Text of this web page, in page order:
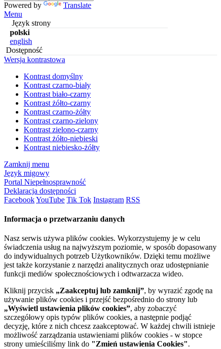
Powered by
Translate
Menu
Język strony
polski
english
Dostępność
Wersja kontrastowa
Kontrast domyślny
Kontrast czarno-biały
Kontrast biało-czarny
Kontrast żółto-czarny
Kontrast czarno-żółty
Kontrast czarno-zielony
Kontrast zielono-czarny
Kontrast żółto-niebieski
Kontrast niebiesko-żółty
Zamknij menu
Język migowy
Portal Niepełnosprawność
Deklaracja dostępności
FacebookYouTube Tik Tok Instagram RSS
Informacja o przetwarzaniu danych
Nasz serwis używa plików cookies. Wykorzystujemy je w celu
świadczenia usług na najwyższym poziomie, w sposób dopasowany
do indywidualnych potrzeb Użytkowników. Dzięki temu możliwe
jest także korzystanie z narzędzi analitycznych oraz udostępnianie
funkcji mediów społecznościowych i odtwarzacza wideo.
Kliknij przycisk „Zaakceptuj lub zamknij”, by wyrazić zgodę na
używanie plików cookies i przejść bezpośrednio do strony lub
„Wyświetl ustawienia plików cookies”, aby zobaczyć
szczegółowy opis typów plików cookies, a następnie podjąć
decyzję, które z nich chcesz zaakceptować. W każdej chwili istnieje
możliwość zarządzania ustawieniami plików cookies - w stopce
strony umieściliśmy link do "Zmień ustawienia Cookies".